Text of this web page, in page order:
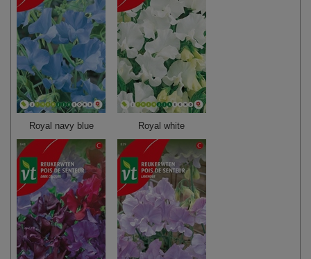
Royal navy blue Royal white